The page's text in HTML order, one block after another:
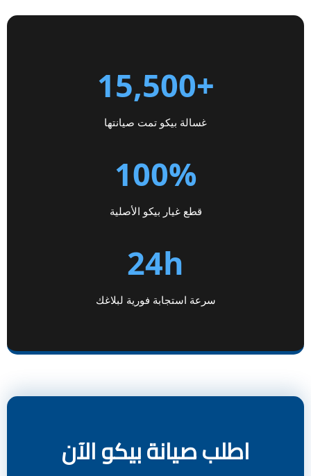
+15,500
غسالة بيكو تمت صيانتها
100%
قطع غيار بيكو الأصلية
24h
سرعة استجابة فورية لبلاغك
اطلب صيانة بيكو الآن